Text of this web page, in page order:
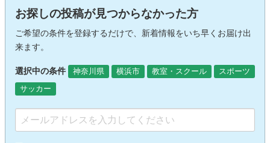
お探しの投稿が見つからなかった方
ご希望の条件を登録するだけで、新着情報をいち早くお届け出
来ます。
選択中の条件 神奈川県 横浜市 教室・スクール
スポーツ
サッカー